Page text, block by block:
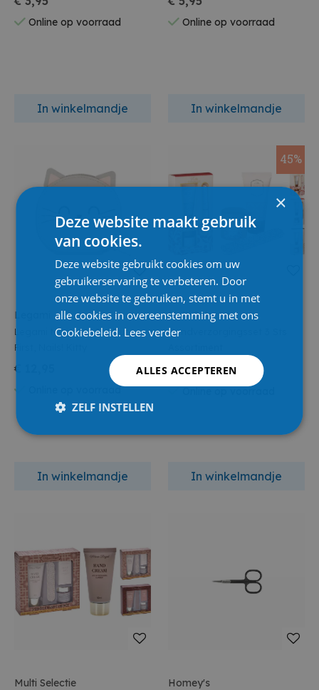
Online op voorraad
In winkelmandje
Online op voorraad
In winkelmandje
Legami
Legami Manicure Set But
First, Nails! Kitty
€ 12,95
Online op voorraad
In winkelmandje
45%
Multi Selectie
Handverzorgingsset 3 Sts
€ 3,50 € 2,00
In winkelmandje
Multi Selectie Homey's
×
Deze website maakt gebruik
van cookies.
Deze website gebruikt cookies om uw
gebruikerservaring te verbeteren. Door
onze website te gebruiken, stemt u in met
alle cookies in overeenstemming met ons
Cookiebeleid. Lees verder
ALLES ACCEPTEREN
ZELF INSTELLEN